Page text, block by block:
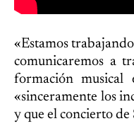
«Estamos
comunicaremos a
formación musical
«sinceramente los
y que el concierto de